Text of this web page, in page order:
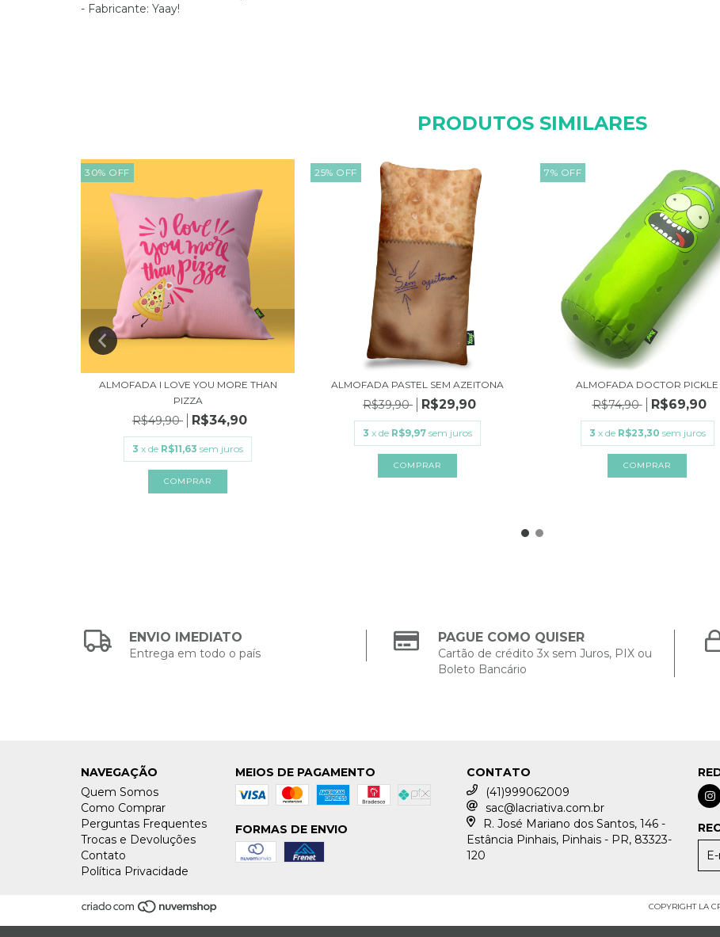
- Fabricante: Yaay!
PRODUTOS SIMILARES
30% OFF
ALMOFADA I LOVE YOU MORE THAN
PIZZA
R$49,90 R$34,90
3 x de R$11,63 sem juros
25% OFF
ALMOFADA PASTEL SEM AZEITONA
R$39,90 R$29,90
3 x de R$9,97 sem juros
7% OFF
ALMOFADA DOCTOR PICKLE
R$74,90 R$69,90
3 x de R$23,30 sem juros
ENVIO IMEDIATO
Entrega em todo o país
PAGUE COMO QUISER
Cartão de crédito 3x sem Juros, PIX ou
Boleto Bancário
NAVEGAÇÃO
Quem Somos
Como Comprar
Perguntas Frequentes
Trocas e Devoluções
Contato
Política Privacidade
MEIOS DE PAGAMENTO
FORMAS DE ENVIO
CONTATO
(41)999062009
sac@lacriativa.com.br
R. José Mariano dos Santos, 146 -
Estância Pinhais, Pinhais - PR, 83323-
120
COPYRIGHT LA